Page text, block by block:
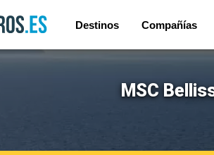
Destinos Compañías
MSC